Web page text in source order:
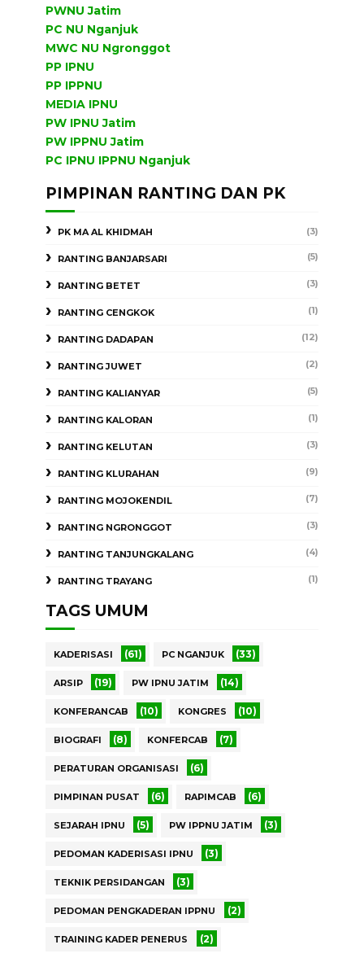
PWNU Jatim
PC NU Nganjuk
MWC NU Ngronggot
PP IPNU
PP IPPNU
MEDIA IPNU
PW IPNU Jatim
PW IPPNU Jatim
PC IPNU IPPNU Nganjuk
PIMPINAN RANTING DAN PK
PK MA AL KHIDMAH (3)
RANTING BANJARSARI (5)
RANTING BETET (3)
RANTING CENGKOK (1)
RANTING DADAPAN (12)
RANTING JUWET (2)
RANTING KALIANYAR (5)
RANTING KALORAN (1)
RANTING KELUTAN (3)
RANTING KLURAHAN (9)
RANTING MOJOKENDIL (7)
RANTING NGRONGGOT (3)
RANTING TANJUNGKALANG (4)
RANTING TRAYANG (1)
TAGS UMUM
KADERISASI (61) PC NGANJUK (33)
ARSIP (19) PW IPNU JATIM (14)
KONFERANCAB (10) KONGRES (10)
BIOGRAFI (8) KONFERCAB (7)
PERATURAN ORGANISASI (6)
PIMPINAN PUSAT (6) RAPIMCAB (6)
SEJARAH IPNU (5) PW IPPNU JATIM (3)
PEDOMAN KADERISASI IPNU (3)
TEKNIK PERSIDANGAN (3)
PEDOMAN PENGKADERAN IPPNU (2)
TRAINING KADER PENERUS (2)